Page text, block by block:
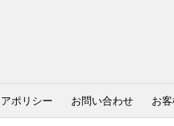
ポリシー お問い合わせ お